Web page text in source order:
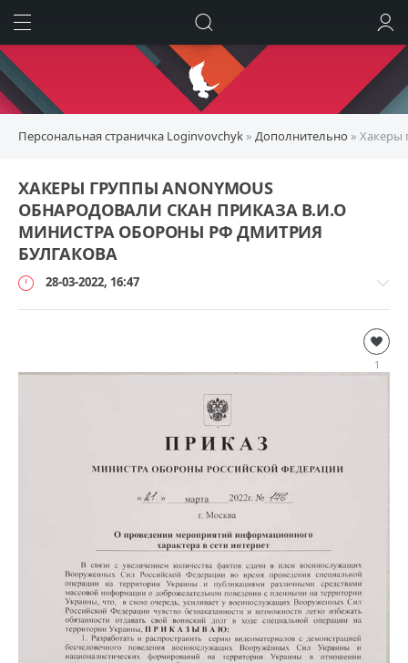
Персональная страничка Loginvovchyk » Дополнительно » Хакеры
ХАКЕРЫ ГРУППЫ ANONYMOUS
ОБНАРОДОВАЛИ СКАН ПРИКАЗА В.И.О
МИНИСТРА ОБОРОНЫ РФ ДМИТРИЯ
БУЛГАКОВА
28-03-2022, 16:47
1